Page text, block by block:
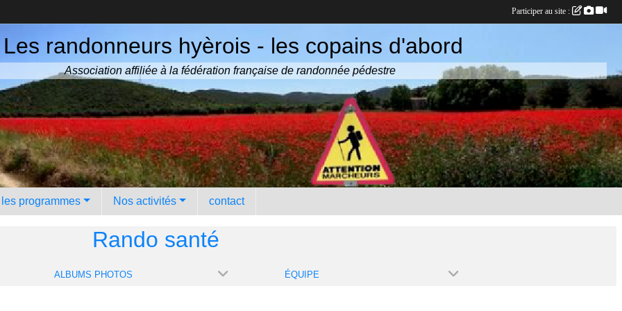
Les randonneurs hyèrois - les copains d'abord
Association affiliée à la fédération française de randonnée pédestre
programmes Nos activités contact
Rando santé
ALBUMS PHOTOS ÉQUIPE
Participer au site :